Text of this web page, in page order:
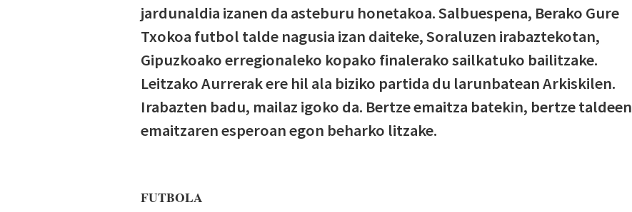
jardunaldia izanen da asteburu honetakoa. Salbuespena, Berako Gure
Txokoa futbol talde nagusia izan daiteke, Soraluzen irabaztekotan,
Gipuzkoako erregionaleko kopako finalerako sailkatuko bailitzake.
Leitzako Aurrerak ere hil ala biziko partida du larunbatean Arkiskilen.
Irabazten badu, mailaz igoko da. Bertze emaitza batekin, bertze taldeen
emaitzaren esperoan egon beharko litzake.
FUTBOLA